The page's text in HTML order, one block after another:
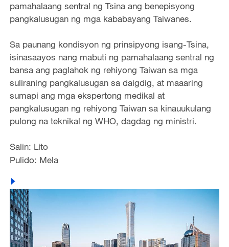
pamahalaang sentral ng Tsina ang benepisyong
pangkalusugan ng mga kababayang Taiwanes.
Sa paunang kondisyon ng prinsipyong isang-Tsina,
isinasaayos nang mabuti ng pamahalaang sentral ng
bansa ang paglahok ng rehiyong Taiwan sa mga
suliraning pangkalusugan sa daigdig, at maaaring
sumapi ang mga ekspertong medikal at
pangkalusugan ng rehiyong Taiwan sa kinauukulang
pulong na teknikal ng WHO, dagdag ng ministri.
Salin: Lito
Pulido: Mela